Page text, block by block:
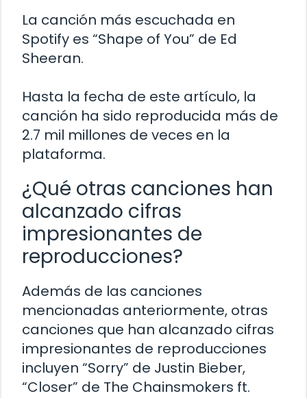
La canción más escuchada en
Spotify es “Shape of You” de Ed
Sheeran.
Hasta la fecha de este artículo, la
canción ha sido reproducida más de
2.7 mil millones de veces en la
plataforma.
¿Qué otras canciones han
alcanzado cifras
impresionantes de
reproducciones?
Además de las canciones
mencionadas anteriormente, otras
canciones que han alcanzado cifras
impresionantes de reproducciones
incluyen “Sorry” de Justin Bieber,
“Closer” de The Chainsmokers ft.